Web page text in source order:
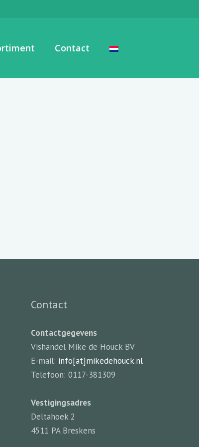
Contact
Contact
Contactgegevens
Vishandel Mike de Houck BV
E-mail: info[at]mikedehouck.nl
Telefoon: 0117-381309
Vestigingsadres
Deltahoek 2
4511 PA Breskens